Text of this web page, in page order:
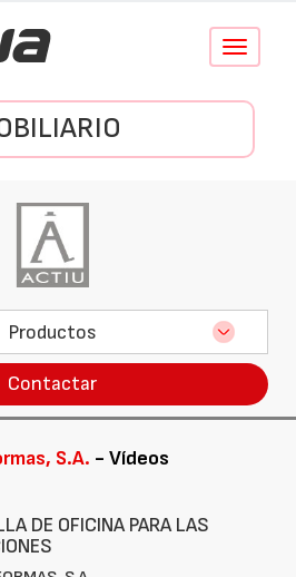
Conmutar
Productos
Contactar
S.A. - Vídeos
DE OFICINA PARA LAS